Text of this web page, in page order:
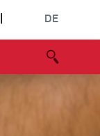
DE